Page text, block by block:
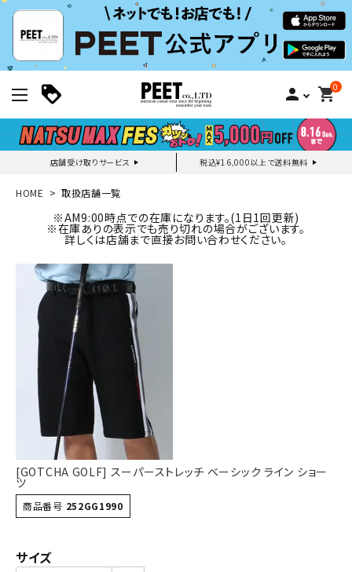
person 0
shopping_cart
店舗受け取りサービス 税込¥16,000以上で送料無料
新規会員登録｜ログイン
ご利用ガイド
詳しい条件から探す
HOME 取扱店舗一覧
※AM9:00時点での在庫になります。(1日1回更新)
※在庫ありの表示でも売り切れの場合がございます。
詳しくは店舗まで直接お問い合わせください。
[GOTCHA GOLF] スーパーストレッチ ベーシック ライン ショー
ツ
商品番号 252GG1990
サイズ